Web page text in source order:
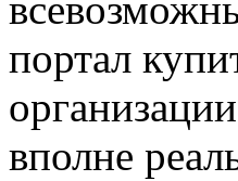
портал
вполне